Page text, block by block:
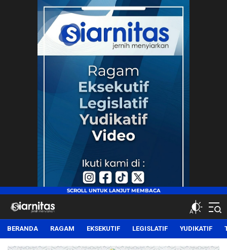
siarnitas
Jernih Menyiarkan
BERANDA RAGAM EKSEKUTIF LEGISLATIF YUDIKATIF